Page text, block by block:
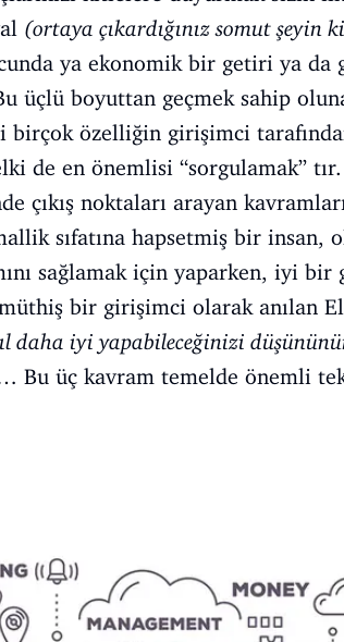
(ortaya çıkardığınız somut şeyin
ya ekonomik bir getiri ya da
üçlü boyuttan geçmek sahip
birçok özelliğin girişimci
de en önemlisi “sorgulamak”
çıkış noktaları arayan
sıfatına hapsetmiş bir insan,
sağlamak için yaparken, iyi
bir girişimci olarak anılan
daha iyi yapabileceğinizi
Bu üç kavram temelde önemli